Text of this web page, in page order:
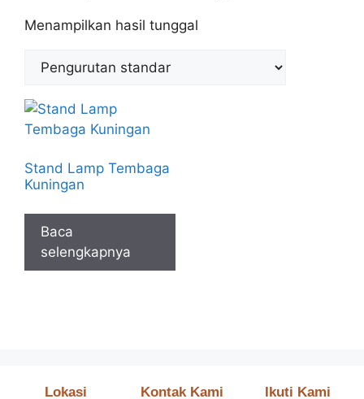
Menampilkan hasil tunggal
Stand Lamp Tembaga
Kuningan
Baca
selengkapnya
Lokasi Kontak Kami Ikuti Kami